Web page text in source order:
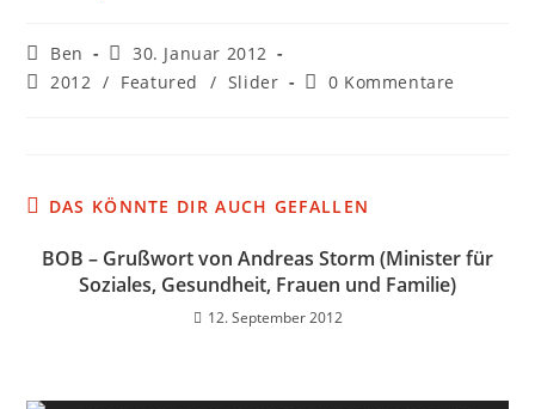
Ben
30. Januar 2012
2012 / Featured / Slider 0 Kommentare
DAS KÖNNTE DIR AUCH GEFALLEN
BOB – Grußwort von Andreas Storm (Minister für
Soziales, Gesundheit, Frauen und Familie)
12. September 2012